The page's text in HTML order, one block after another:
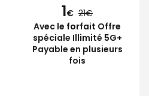
1€ 21
Avec le forfait Offre
spéciale Illimité 5G+
Payable en plusieurs
fois